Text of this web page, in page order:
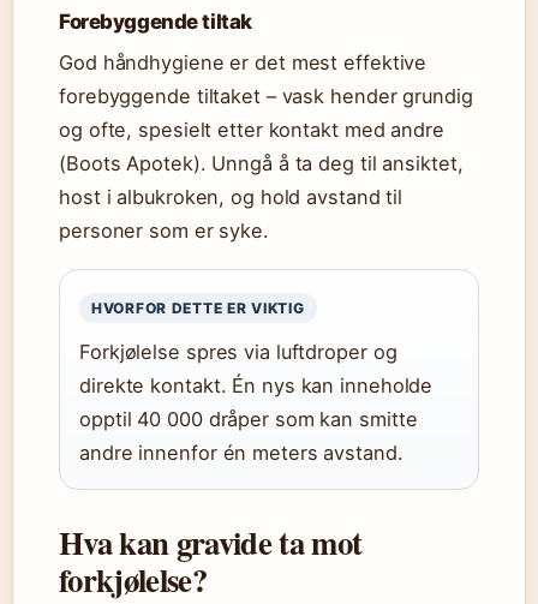
Forebyggende tiltak
God håndhygiene er det mest effektive
forebyggende tiltaket – vask hender grundig
og ofte, spesielt etter kontakt med andre
(Boots Apotek). Unngå å ta deg til ansiktet,
host i albukroken, og hold avstand til
personer som er syke.
HVORFOR DETTE ER VIKTIG
Forkjølelse spres via luftdroper og
direkte kontakt. Én nys kan inneholde
opptil 40 000 dråper som kan smitte
andre innenfor én meters avstand.
Hva kan gravide ta mot
forkjølelse?